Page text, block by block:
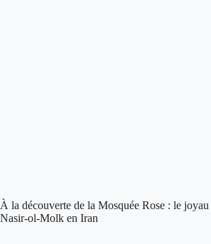
À la découverte de la Mosquée Rose : le
Nasir-ol-Molk en Iran